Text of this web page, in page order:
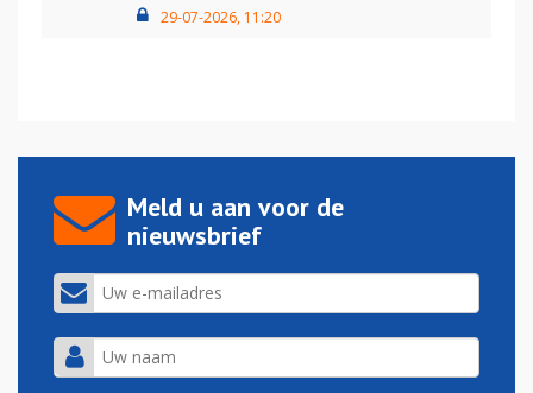
29-07-2026, 11:20
Meld u aan voor de
nieuwsbrief